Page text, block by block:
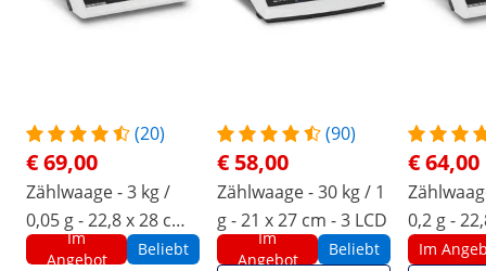
(20)
€ 69,00
Zählwaage - 3 kg /
0,05 g - 22,8 x 28 cm -
Akku 80 h - 3 LCD
Im
Angebot
Beliebt
(90)
€ 58,00
Zählwaage - 30 kg / 1
g - 21 x 27 cm - 3 LCD
Im
Angebot
Beliebt
€ 64,00
0,2 g -
Akku 80
Im